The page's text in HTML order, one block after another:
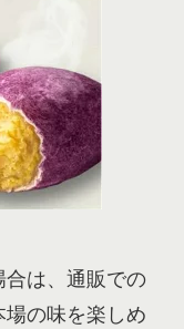
は、通販での
の味を楽しめ